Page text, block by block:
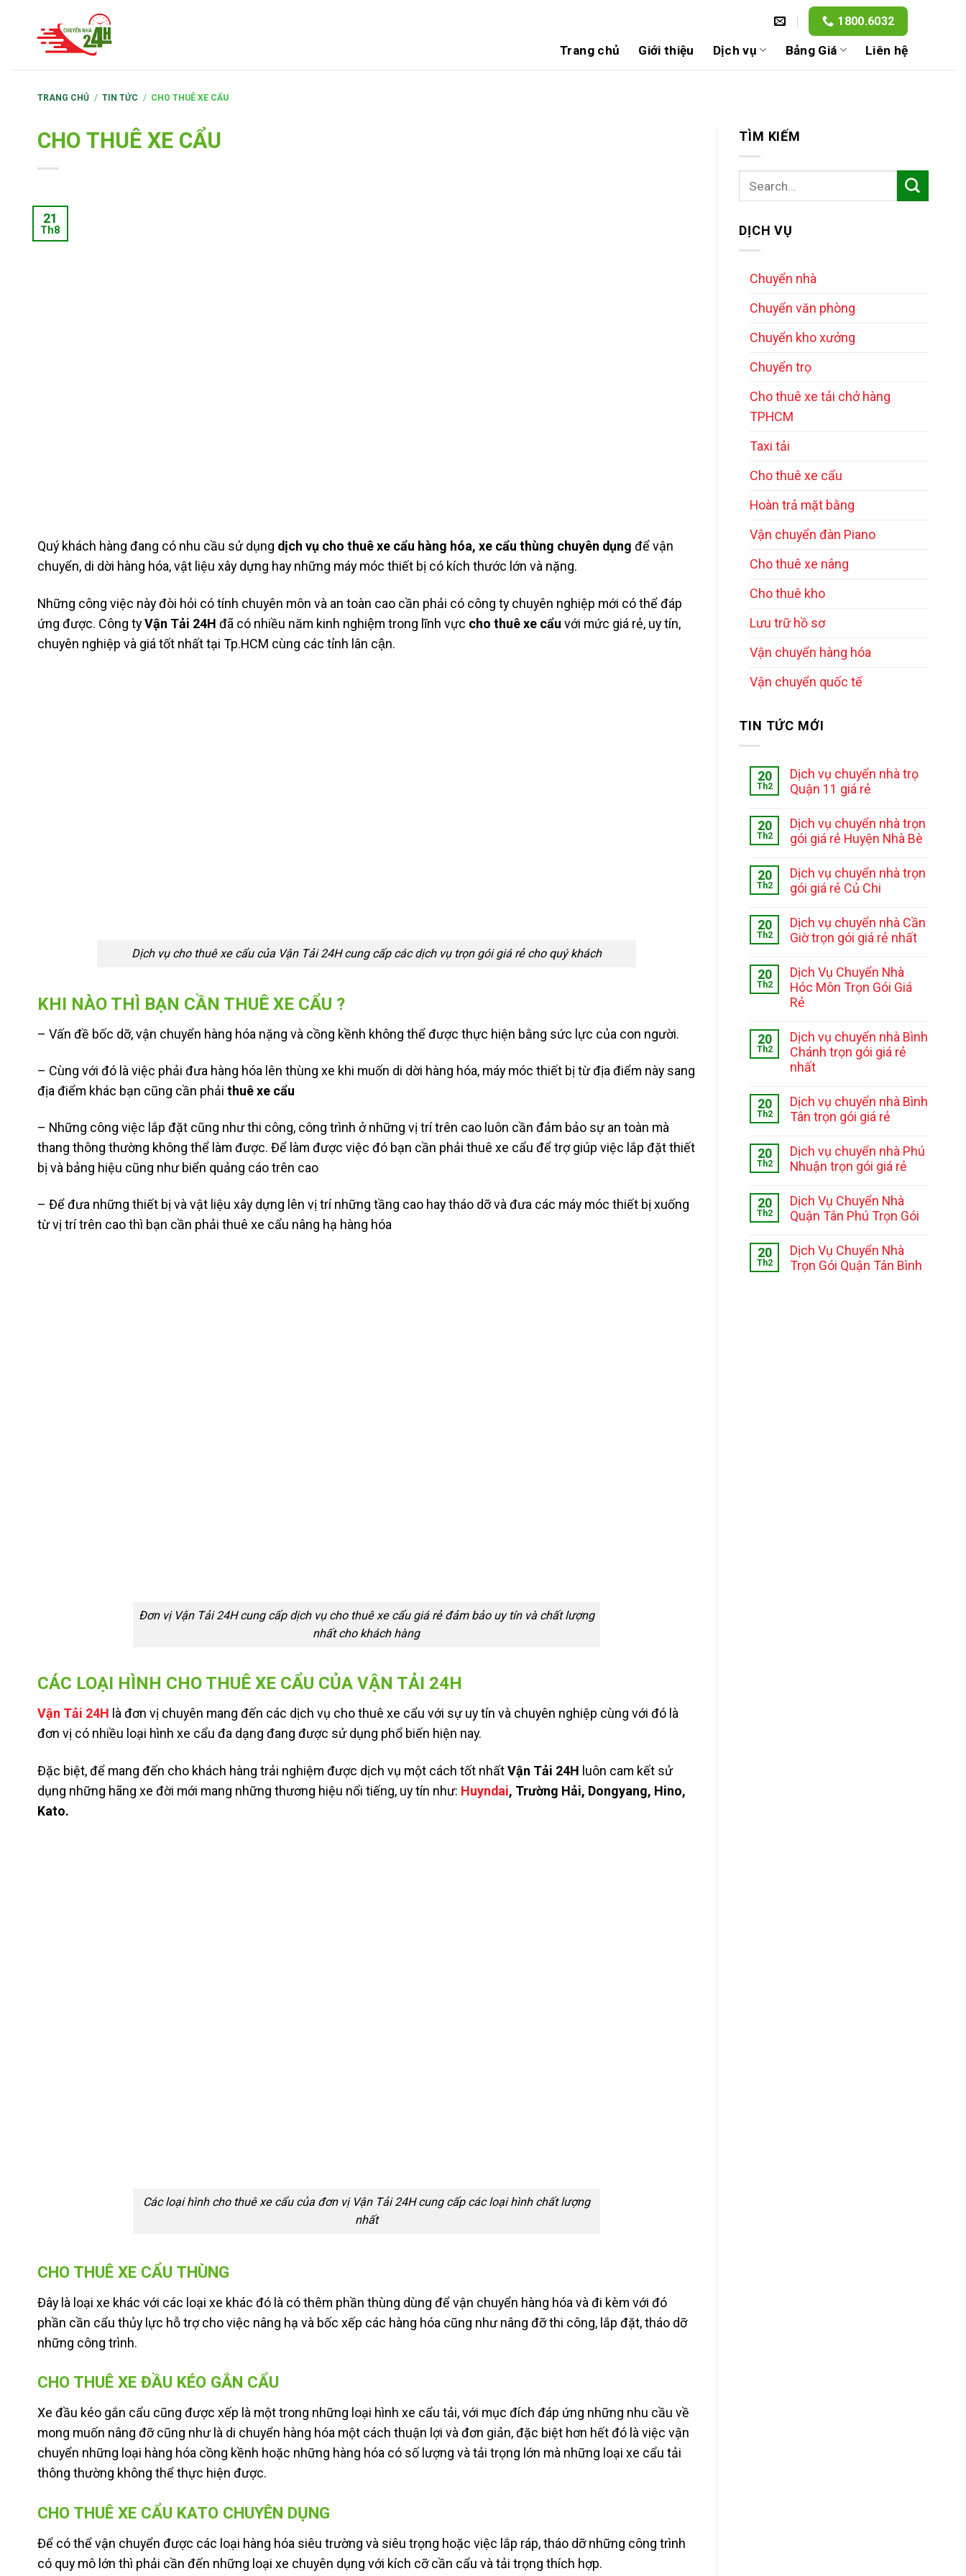
1800.6032
Trang chủ Giới thiệu Dịch vụ Bảng Giá Liên hệ
TRANG CHỦ / TIN TỨC / CHO THUÊ XE CẨU
CHO THUÊ XE CẨU
21
Th8
Quý khách hàng đang có nhu cầu sử dụng dịch vụ cho thuê xe cẩu hàng hóa, xe cẩu thùng chuyên dụng để vận
chuyển, di dời hàng hóa, vật liệu xây dựng hay những máy móc thiết bị có kích thước lớn và nặng.
Những công việc này đòi hỏi có tính chuyên môn và an toàn cao cần phải có công ty chuyên nghiệp mới có thể đáp
ứng được. Công tyVận Tải 24H đã có nhiều năm kinh nghiệm trong lĩnh vực cho thuê xe cẩu với mức giá rẻ, uy tín,
chuyên nghiệp và giá tốt nhất tại Tp.HCM cùng các tỉnh lân cận.
Dịch vụ cho thuê xe cẩu của Vận Tải 24H cung cấp các dịch vụ trọn gói giá rẻ cho quý khách
KHI NÀO THÌ BẠN CẦN THUÊ XE CẨU ?
– Vấn đề bốc dỡ, vận chuyển hàng hóa nặng và cồng kềnh không thể được thực hiện bằng sức lực của con người.
– Cùng với đó là việc phải đưa hàng hóa lên thùng xe khi muốn di dời hàng hóa, máy móc thiết bị từ địa điểm này sang
địa điểm khác bạn cũng cần phải thuê xe cẩu
– Những công việc lắp đặt cũng như thi công, công trình ở những vị trí trên cao luôn cần đảm bảo sự an toàn mà
thang thông thường không thể làm được. Để làm được việc đó bạn cần phải thuê xe cẩu để trợ giúp việc lắp đặt thiết
bị và bảng hiệu cũng như biển quảng cáo trên cao
– Để đưa những thiết bị và vật liệu xây dựng lên vị trí những tầng cao hay tháo dỡ và đưa các máy móc thiết bị xuống
từ vị trí trên cao thì bạn cần phải thuê xe cẩu nâng hạ hàng hóa
Đơn vị Vận Tải 24H cung cấp dịch vụ cho thuê xe cẩu giá rẻ đảm bảo uy tín và chất lượng
nhất cho khách hàng
CÁC LOẠI HÌNH CHO THUÊ XE CẨU CỦA VẬN TẢI 24H
Vận Tải 24H là đơn vị chuyên mang đến các dịch vụ cho thuê xe cẩu với sự uy tín và chuyên nghiệp cùng với đó là
đơn vị có nhiều loại hình xe cẩu đa dạng đang được sử dụng phổ biến hiện nay.
Đặc biệt, để mang đến cho khách hàng trải nghiệm được dịch vụ một cách tốt nhấtVận Tải 24H luôn cam kết sử
dụng những hãng xe đời mới mang những thương hiệu nổi tiếng, uy tín như: Huyndai, Trường Hải, Dongyang, Hino,
Kato.
Các loại hình cho thuê xe cẩu của đơn vị Vận Tải 24H cung cấp các loại hình chất lượng
nhất
CHO THUÊ XE CẨU THÙNG
Đây là loại xe khác với các loại xe khác đó là có thêm phần thùng dùng để vận chuyển hàng hóa và đi kèm với đó
phần cần cẩu thủy lực hỗ trợ cho việc nâng hạ và bốc xếp các hàng hóa cũng như nâng đỡ thi công, lắp đặt, tháo dỡ
những công trình.
CHO THUÊ XE ĐẦU KÉO GẮN CẨU
Xe đầu kéo gắn cẩu cũng được xếp là một trong những loại hình xe cẩu tải, với mục đích đáp ứng những nhu cầu về
mong muốn nâng đỡ cũng như là di chuyển hàng hóa một cách thuận lợi và đơn giản, đặc biệt hơn hết đó là việc vận
chuyển những loại hàng hóa cồng kềnh hoặc những hàng hóa có số lượng và tải trọng lớn mà những loại xe cẩu tải
thông thường không thể thực hiện được.
CHO THUÊ XE CẨU KATO CHUYÊN DỤNG
Để có thể vận chuyển được các loại hàng hóa siêu trường và siêu trọng hoặc việc lắp ráp, tháo dỡ những công trình
có quy mô lớn thì phải cần đến những loại xe chuyên dụng với kích cỡ cần cẩu và tải trọng thích hợp.
TÌM KIẾM
DỊCH VỤ
Chuyển nhà
Chuyển văn phòng
Chuyển kho xưởng
Chuyển trọ
Cho thuê xe tải chở hàng
TPHCM
Taxi tải
Cho thuê xe cẩu
Hoàn trả mặt bằng
Vận chuyển đàn Piano
Cho thuê xe nâng
Cho thuê kho
Lưu trữ hồ sơ
Vận chuyển hàng hóa
Vận chuyển quốc tế
TIN TỨC MỚI
20
Th2
Dịch vụ chuyển nhà trọ
Quận 11 giá rẻ
20
Th2
Dịch vụ chuyển nhà trọn
gói giá rẻ Huyện Nhà Bè
20
Th2
Dịch vụ chuyển nhà trọn
gói giá rẻ Củ Chi
20
Th2
Dịch vụ chuyển nhà Cần
Giờ trọn gói giá rẻ nhất
20
Th2
Dịch Vụ Chuyển Nhà
Hóc Môn Trọn Gói Giá
Rẻ
20
Th2
Dịch vụ chuyển nhà Bình
Chánh trọn gói giá rẻ
nhất
20
Th2
Dịch vụ chuyển nhà Bình
Tân trọn gói giá rẻ
20
Th2
Dịch vụ chuyển nhà Phú
Nhuận trọn gói giá rẻ
20
Th2
Dịch Vụ Chuyển Nhà
Quận Tân Phú Trọn Gói
20
Th2
Dịch Vụ Chuyển Nhà
Trọn Gói Quận Tân Bình